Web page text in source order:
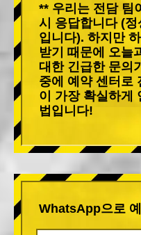
** 우리는 전담 팀
시 응답합니다 (
입니다). 하지만
받기 때문에 오늘
대한 긴급한 문의
중에 예약 센터로
이 가장 확실하게
법입니다!
WhatsApp으로